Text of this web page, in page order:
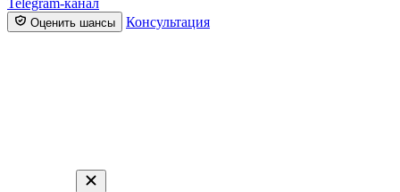
Telegram-канал
Оценить шансы Консультация